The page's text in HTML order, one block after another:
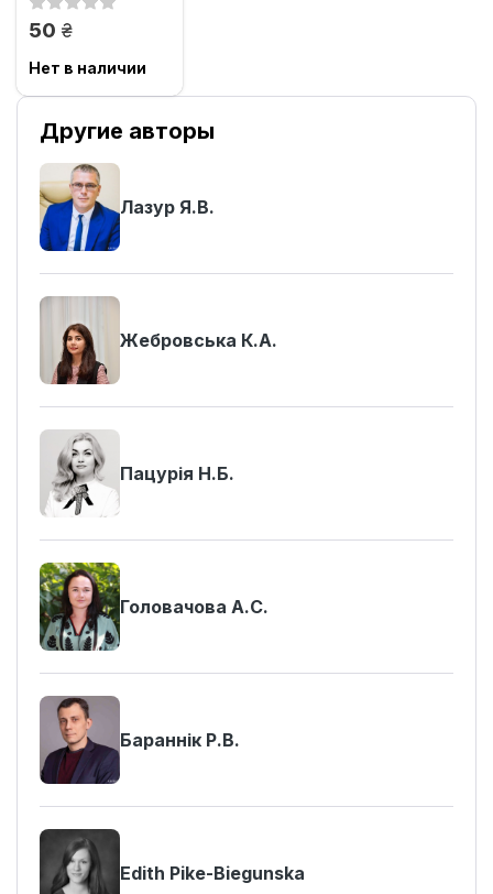
50 грн.
Нет в наличии
Другие авторы
Лазур Я.В.
Жебровська К.А.
Пацурія Н.Б.
Головачова А.С.
Бараннік Р.В.
Edith Pike-Biegunska